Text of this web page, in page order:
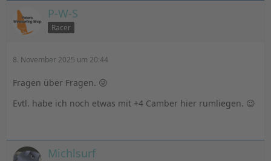
P-W-S
Racer
8. November 2025 um 20:44
Fragen über Fragen. 😜
Evtl. habe ich noch etwas mit +4 Camber hier rumliegen. 😉
Michlsurf